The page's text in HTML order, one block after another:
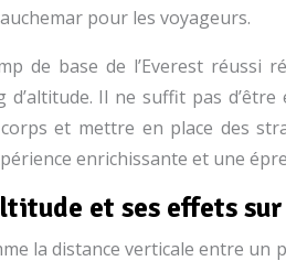
pour les voyageurs.
de base de l’Everest
d’altitude. Il ne suffit pas
et mettre en place des
enrichissante et une
et ses effets
la distance verticale entre